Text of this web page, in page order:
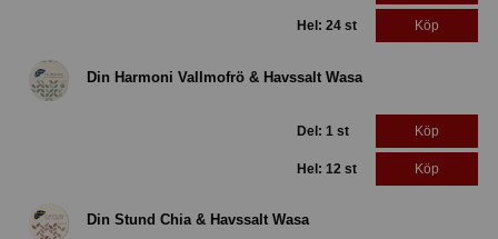
Hel: 24 st Köp
Din Harmoni Vallmofrö & Havssalt Wasa
Del: 1 st Köp
Hel: 12 st Köp
Din Stund Chia & Havssalt Wasa